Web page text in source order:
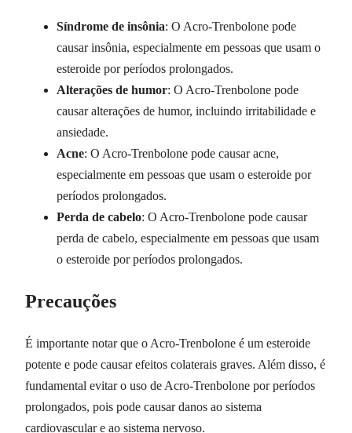
Síndrome de insônia: O Acro-Trenbolone pode
causar insônia, especialmente em pessoas que usam o
esteroide por períodos prolongados.
Alterações de humor: O Acro-Trenbolone pode
causar alterações de humor, incluindo irritabilidade e
ansiedade.
Acne: O Acro-Trenbolone pode causar acne,
especialmente em pessoas que usam o esteroide por
períodos prolongados.
Perda de cabelo: O Acro-Trenbolone pode causar
perda de cabelo, especialmente em pessoas que usam
o esteroide por períodos prolongados.
Precauções
É importante notar que o Acro-Trenbolone é um esteroide
potente e pode causar efeitos colaterais graves. Além disso, é
fundamental evitar o uso de Acro-Trenbolone por períodos
prolongados, pois pode causar danos ao sistema
cardiovascular e ao sistema nervoso.